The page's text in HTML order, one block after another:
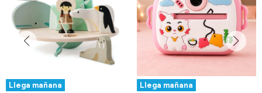
Llega mañana Llega mañana